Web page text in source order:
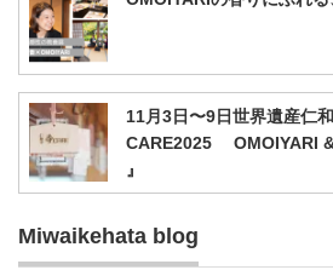
11月3日〜9日世界遺産仁
CARE2025 OMOIYARI
』
Miwaikehata blog